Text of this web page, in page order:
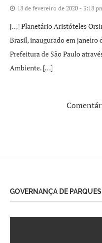
18 de fevereiro de 2020 - 3:18
[…] Planetário Aristóteles
Brasil, inaugurado em janeiro
Prefeitura de São Paulo
Ambiente. […]
GOVERNANÇA DE